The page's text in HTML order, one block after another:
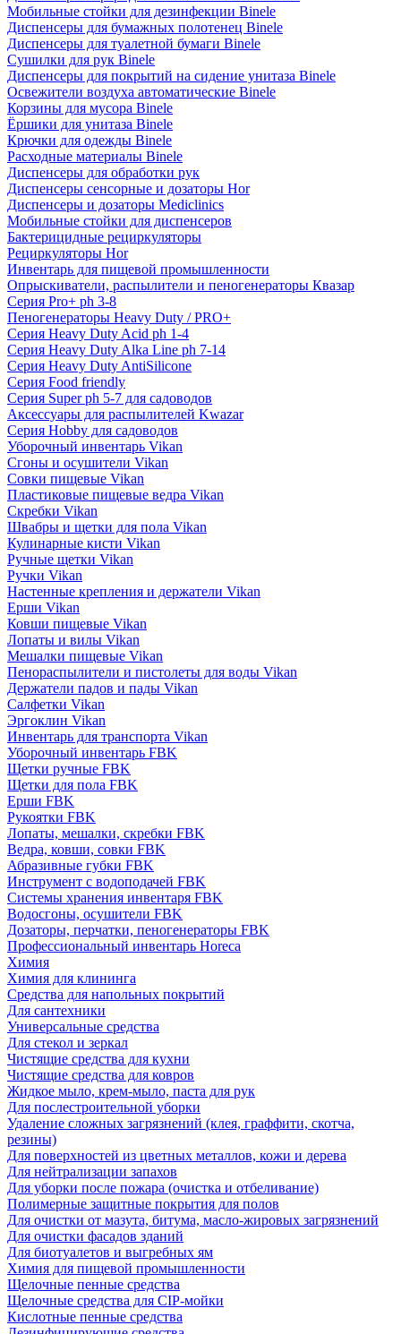
Мобильные стойки для дезинфекции Binele
Диспенсеры для бумажных полотенец Binele
Диспенсеры для туалетной бумаги Binele
Сушилки для рук Binele
Диспенсеры для покрытий на сидение унитаза Binele
Освежители воздуха автоматические Binele
Корзины для мусора Binele
Ёршики для унитаза Binele
Крючки для одежды Binele
Расходные материалы Binele
Диспенсеры для обработки рук
Диспенсеры сенсорные и дозаторы Hor
Диспенсеры и дозаторы Mediclinics
Мобильные стойки для диспенсеров
Бактерицидные рециркуляторы
Рециркуляторы Hor
Инвентарь для пищевой промышленности
Опрыскиватели, распылители и пеногенераторы Квазар
Серия Pro+ ph 3-8
Пеногенераторы Heavy Duty / PRO+
Серия Heavy Duty Acid ph 1-4
Серия Heavy Duty Alka Line ph 7-14
Серия Heavy Duty AntiSilicone
Серия Food friendly
Серия Super ph 5-7 для садоводов
Аксессуары для распылителей Kwazar
Серия Hobby для садоводов
Уборочный инвентарь Vikan
Сгоны и осушители Vikan
Совки пищевые Vikan
Пластиковые пищевые ведра Vikan
Скребки Vikan
Швабры и щетки для пола Vikan
Кулинарные кисти Vikan
Ручные щетки Vikan
Ручки Vikan
Настенные крепления и держатели Vikan
Ерши Vikan
Ковши пищевые Vikan
Лопаты и вилы Vikan
Мешалки пищевые Vikan
Пенораспылители и пистолеты для воды Vikan
Держатели падов и пады Vikan
Салфетки Vikan
Эргоклин Vikan
Инвентарь для транспорта Vikan
Уборочный инвентарь FBK
Щетки ручные FBK
Щетки для пола FBK
Ерши FBK
Рукоятки FBK
Лопаты, мешалки, скребки FBK
Ведра, ковши, совки FBK
Абразивные губки FBK
Инструмент с водоподачей FBK
Системы хранения инвентаря FBK
Водосгоны, осушители FBK
Дозаторы, перчатки, пеногенераторы FBK
Профессиональный инвентарь Horeca
Химия
Химия для клининга
Средства для напольных покрытий
Для сантехники
Универсальные средства
Для стекол и зеркал
Чистящие средства для кухни
Чистящие средства для ковров
Жидкое мыло, крем-мыло, паста для рук
Для послестроительной уборки
Удаление сложных загрязнений (клея, граффити, скотча,
резины)
Для поверхностей из цветных металлов, кожи и дерева
Для нейтрализации запахов
Для уборки после пожара (очистка и отбеливание)
Полимерные защитные покрытия для полов
Для очистки от мазута, битума, масло-жировых загрязнений
Для очистки фасадов зданий
Для биотуалетов и выгребных ям
Химия для пищевой промышленности
Щелочные пенные средства
Щелочные средства для CIP-мойки
Кислотные пенные средства